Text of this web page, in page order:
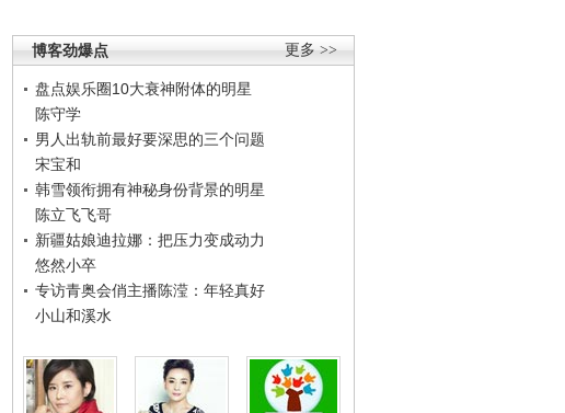
更多 >>
博客劲爆点
盘点娱乐圈10大衰神附体的明星
陈守学
男人出轨前最好要深思的三个问题
宋宝和
韩雪领衔拥有神秘身份背景的明星
陈立飞飞哥
新疆姑娘迪拉娜：把压力变成动力
悠然小卒
专访青奥会俏主播陈滢：年轻真好
小山和溪水